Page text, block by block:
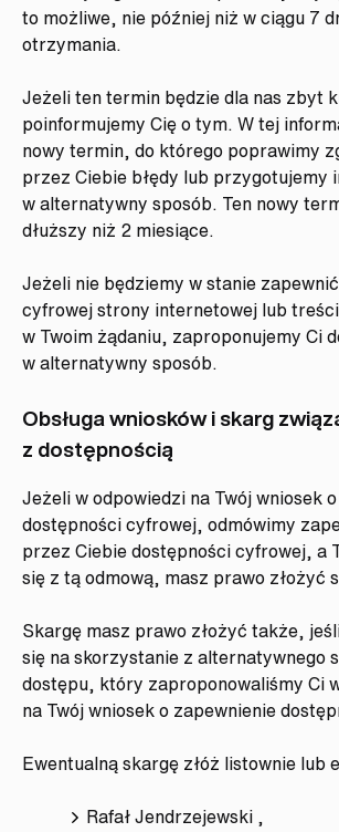
to możliwe, nie później niż w ciągu 7
otrzymania.
Jeżeli ten termin będzie dla nas zbyt
poinformujemy Cię o tym. W tej
nowy termin, do którego poprawimy
przez Ciebie błędy lub przygotujemy
w alternatywny sposób. Ten nowy
dłuższy niż 2 miesiące.
Jeżeli nie będziemy w stanie
cyfrowej strony internetowej lub
w Twoim żądaniu, zaproponujemy Ci
w alternatywny sposób.
Obsługa wniosków i skarg
z dostępnością
Jeżeli w odpowiedzi na Twój wniosek
dostępności cyfrowej, odmówimy
przez Ciebie dostępności cyfrowej, a
się z tą odmową, masz prawo złożyć
Skargę masz prawo złożyć także,
się na skorzystanie z alternatywnego
dostępu, który zaproponowaliśmy Ci
na Twój wniosek o zapewnienie
Ewentualną skargę złóż listownie lub
Rafał Jendrzejewski ,